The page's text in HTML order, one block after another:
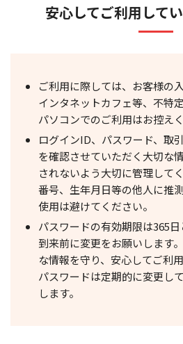
安心してご利用して
ご利用に際しては、お客様の
インタネットカフェ等、不特
パソコンでのご利用はお控えく
ログインID、パスワード、取
を確認させていただく大切な
されないよう大切に管理して
番号、生年月日等の他人に推
使用は避けてください。
パスワードの有効期限は365
到来前に変更をお願いします
な情報を守り、安心してご利
パスワードは定期的に変更し
します。